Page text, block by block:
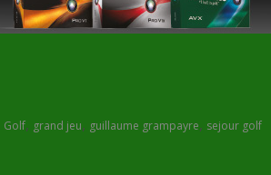
Golf, grand jeu, guillaume grampayre, sejour golf